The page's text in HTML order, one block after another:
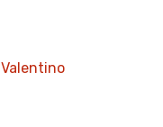
Valentino